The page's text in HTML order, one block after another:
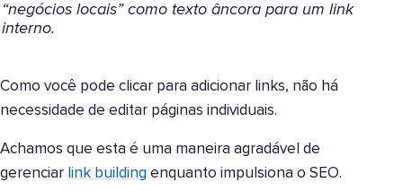
“negócios locais” como texto âncora para um link
interno.
Como você pode clicar para adicionar links, não há
necessidade de editar páginas individuais.
Achamos que esta é uma maneira agradável de
gerenciar link building enquanto impulsiona o SEO.